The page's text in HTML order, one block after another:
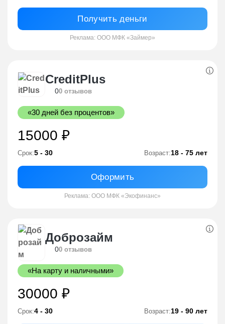
Получить деньги
Реклама: ООО МФК «Займер»
CreditPlus
00 отзывов
«30 дней без процентов»
15000 ₽
Срок:5 - 30 Возраст:18 - 75 лет
Оформить
Реклама: ООО МФК «Экофинанс»
Доброзайм
00 отзывов
«На карту и наличными»
30000 ₽
Срок:4 - 30 Возраст:19 - 90 лет